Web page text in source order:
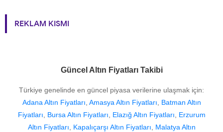
REKLAM KISMI
Güncel Altın Fiyatları Takibi
Türkiye genelinde en güncel piyasa verilerine ulaşmak için:
Adana Altın Fiyatları Amasya Altın Fiyatları
Batman Altın
Fiyatları
Bursa Altın Fiyatları Elazığ Altın Fiyatları
Erzurum
Altın Fiyatları
Kapalıçarşı Altın Fiyatları
Malatya Altın